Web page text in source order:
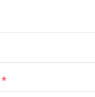
*